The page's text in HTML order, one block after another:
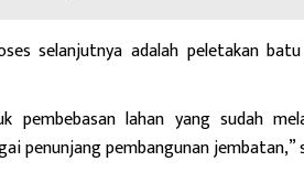
selanjutnya adalah peletakan
pembebasan lahan yang sudah
penunjang pembangunan jembatan,”